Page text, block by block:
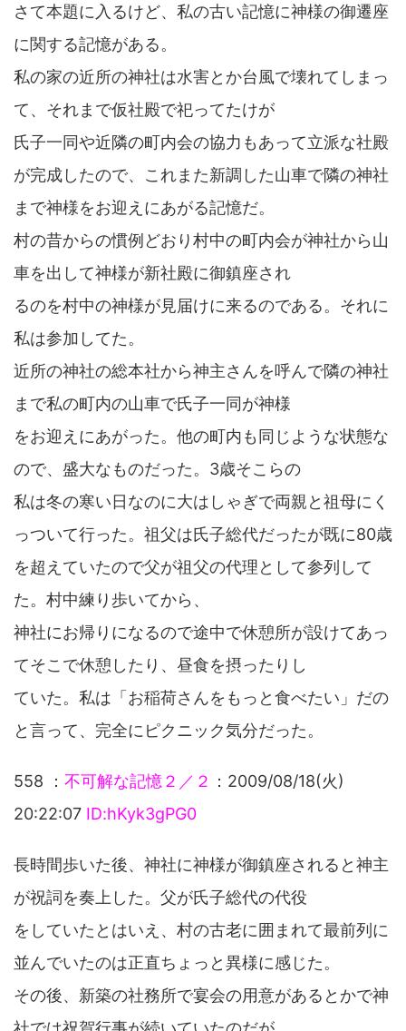
さて本題に入るけど、私の古い記憶に神様の御遷座
に関する記憶がある。
私の家の近所の神社は水害とか台風で壊れてしまっ
て、それまで仮社殿で祀ってたけが
氏子一同や近隣の町内会の協力もあって立派な社殿
が完成したので、これまた新調した山車で隣の神社
まで神様をお迎えにあがる記憶だ。
村の昔からの慣例どおり村中の町内会が神社から山
車を出して神様が新社殿に御鎮座され
るのを村中の神様が見届けに来るのである。それに
私は参加してた。
近所の神社の総本社から神主さんを呼んで隣の神社
まで私の町内の山車で氏子一同が神様
をお迎えにあがった。他の町内も同じような状態な
ので、盛大なものだった。3歳そこらの
私は冬の寒い日なのに大はしゃぎで両親と祖母にく
っついて行った。祖父は氏子総代だったが既に80歳
を超えていたので父が祖父の代理として参列して
た。村中練り歩いてから、
神社にお帰りになるので途中で休憩所が設けてあっ
てそこで休憩したり、昼食を摂ったりし
ていた。私は「お稲荷さんをもっと食べたい」だの
と言って、完全にピクニック気分だった。
558 ： 不可解な記憶２／２ ：2009/08/18(火)
20:22:07 ID:hKyk3gPG0
長時間歩いた後、神社に神様が御鎮座されると神主
が祝詞を奏上した。父が氏子総代の代役
をしていたとはいえ、村の古老に囲まれて最前列に
並んでいたのは正直ちょっと異様に感じた。
その後、新築の社務所で宴会の用意があるとかで神